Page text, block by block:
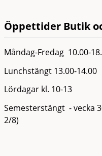
Öppettider Butik
Måndag-Fredag 10.00-
Lunchstängt 13.00-14.00
Lördagar kl. 10-13
Semesterstängt - vecka
2/8)